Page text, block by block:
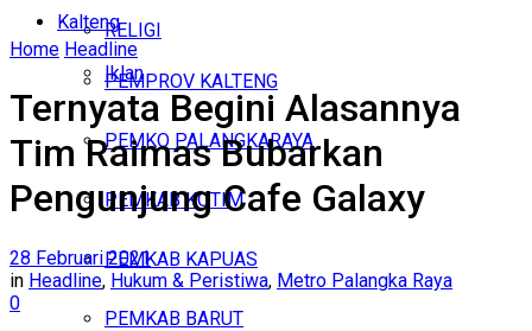
RELIGI
Iklan
Senin, Agustus 10, 2026
Kalteng
PEMPROV KALTENG
PEMKO PALANGKARAYA
PEMKAB KOTIM
PEMKAB KAPUAS
PEMKAB BARUT
Home Headline
Ternyata Begini Alasannya
Tim Raimas Bubarkan
Pengunjung Cafe Galaxy
28 Februari 2021
in Headline, Hukum & Peristiwa, Metro Palangka Raya
0